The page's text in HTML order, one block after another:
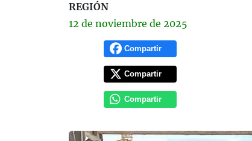
REGIÓN
12 de noviembre de 2025
Compartir
Compartir
Compartir